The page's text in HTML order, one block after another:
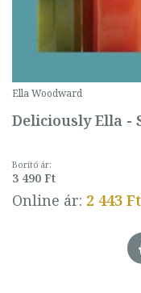
Ella Woodward
Deliciously Ella -
Borító ár:
3 490 Ft
Online ár: 2 443 Ft